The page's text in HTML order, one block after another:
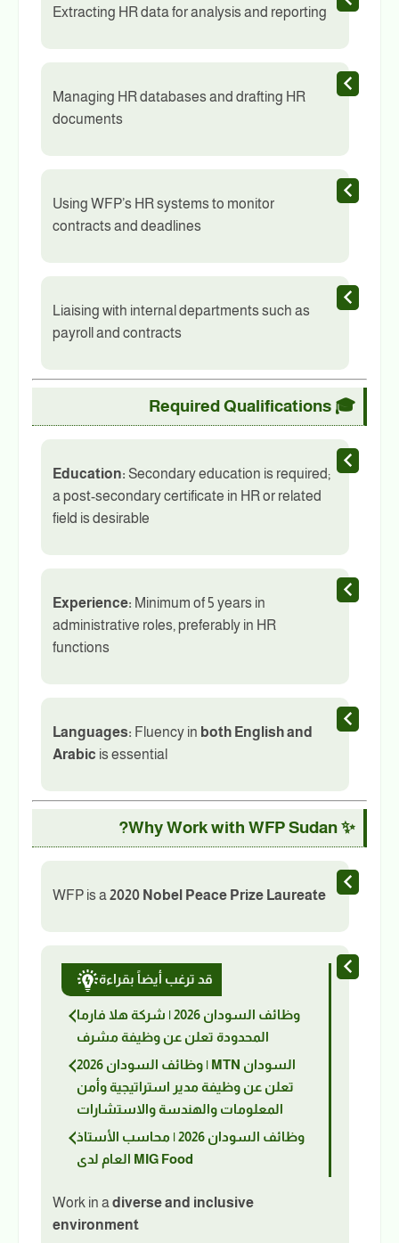
Extracting HR data for analysis and reporting
Managing HR databases and drafting HR
documents
Using WFP’s HR systems to monitor
contracts and deadlines
Liaising with internal departments such as
payroll and contracts
🎓 Required Qualifications
Education: Secondary education is required;
a post-secondary certificate in HR or related
field is desirable
Experience: Minimum of 5 years in
administrative roles, preferably in HR
functions
Languages: Fluency in both English and
Arabic is essential
✨ Why Work with WFP Sudan?
WFP is a2020 Nobel Peace Prize Laureate
قد ترغب أيضاً بقراءة
وظائف السودان 2026 | شركة هلا فارما
المحدودة تعلن عن وظيفة مشرف
وظائف السودان 2026 | MTN السودان
تعلن عن وظيفة مدير استراتيجية وأمن
المعلومات والهندسة والاستشارات
وظائف السودان 2026 | محاسب الأستاذ
العام لدى MIG Food
Work in adiverse and inclusive
environment